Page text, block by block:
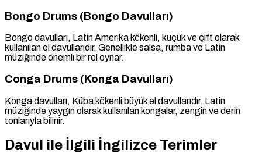
Bongo Drums (Bongo Davulları)
Bongo davulları, Latin Amerika kökenli, küçük ve çift olarak
kullanılan el davullarıdır. Genellikle salsa, rumba ve Latin
müziğinde önemli bir rol oynar.
Conga Drums (Konga Davulları)
Konga davulları, Küba kökenli büyük el davullarıdır. Latin
müziğinde yaygın olarak kullanılan kongalar, zengin ve derin
tonlarıyla bilinir.
Davul ile İlgili İngilizce Terimler